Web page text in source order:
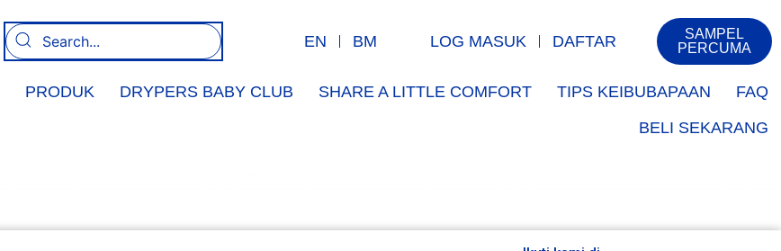
EN BM LOG MASUK DAFTAR
SAMPEL
PERCUMA
PRODUK DRYPERS BABY CLUB SHARE A LITTLE COMFORT TIPS KEIBUBAPAAN
FAQ
BELI SEKARANG